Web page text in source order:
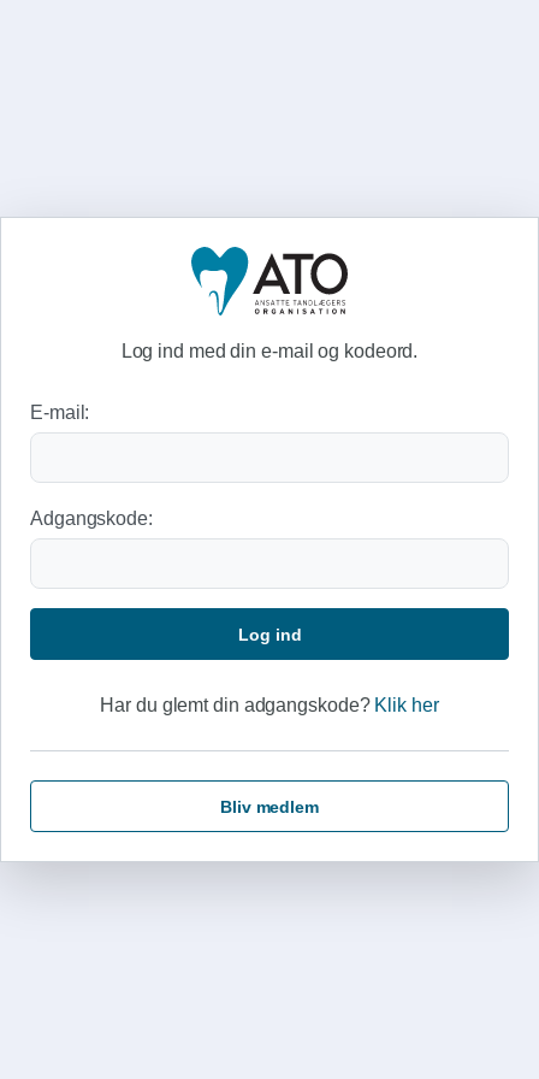
Log ind med din e-mail og kodeord.
E-mail:
Adgangskode:
Log ind
Har du glemt din adgangskode? Klik her
Bliv medlem